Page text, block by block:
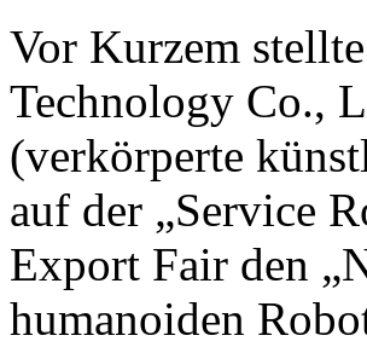
Vor Kurzem
Technology Co.,
(verkörperte
auf der „Service
Export Fair den
humanoiden